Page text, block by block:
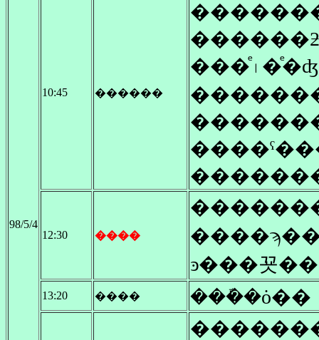
98/5/4
10:45 ������
12:30 ����
13:20 ���� ���ܽ�ȯ��